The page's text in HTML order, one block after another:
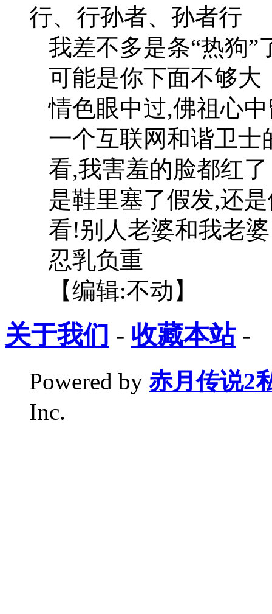
行、行孙者、孙者行
我差不多是条“热狗”
可能是你下面不够大
情色眼中过,佛祖心
一个互联网和谐卫士
看,我害羞的脸都红了
是鞋里塞了假发,还
看!别人老婆和我老婆
忍乳负重
【编辑:不动】
关于我们 - 收藏本站-
Powered by 赤月传说2
Inc.